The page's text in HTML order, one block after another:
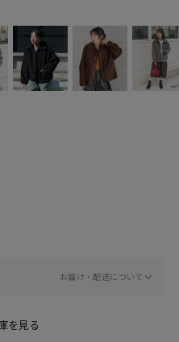
お届け・配送について
を見る